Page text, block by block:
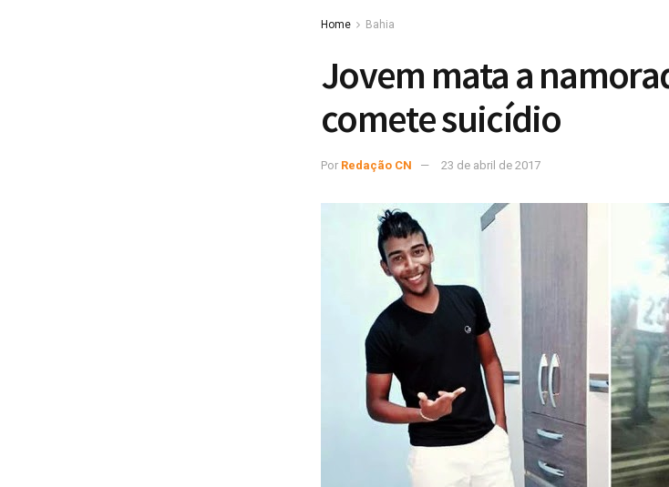
Home Bahia
Jovem mata a
comete suicídio
Por Redação CN 23 de abril de 2017